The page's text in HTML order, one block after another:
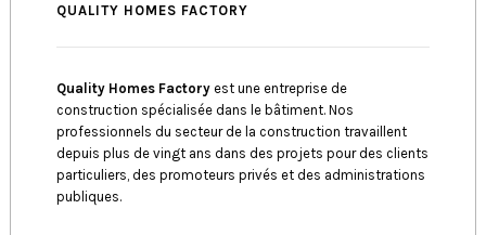
QUALITY HOMES FACTORY
Quality Homes Factoryest une entreprise de
construction spécialisée dans le bâtiment. Nos
professionnels du secteur de la construction travaillent
depuis plus de vingt ans dans des projets pour des clients
particuliers, des promoteurs privés et des administrations
publiques.